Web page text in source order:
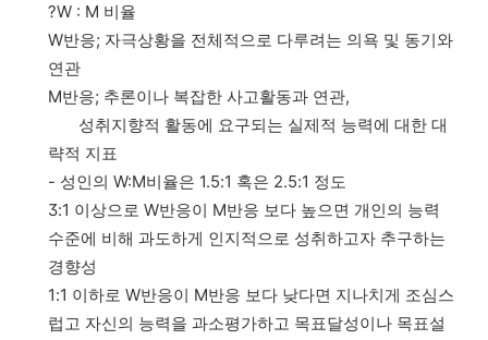
?W : M 비율
W반응; 자극상황을 전체적으로 다루려는 의욕 및 동기와
연관
M반응; 추론이나 복잡한 사고활동과 연관,
성취지향적 활동에 요구되는 실제적 능력에 대한 대
략적 지표
- 성인의 W:M비율은 1.5:1 혹은 2.5:1 정도
3:1 이상으로 W반응이 M반응 보다 높으면 개인의 능력
수준에 비해 과도하게 인지적으로 성취하고자 추구하는
경향성
1:1 이하로 W반응이 M반응 보다 낮다면 지나치게 조심스
럽고 자신의 능력을 과소평가하고 목표달성이나 목표설